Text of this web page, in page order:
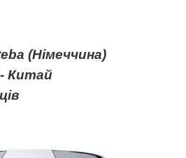
(Німеччина)
- Китай